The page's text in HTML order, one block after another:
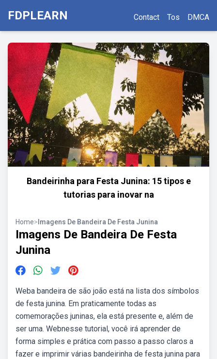
FDPLEARN Contact Tos DMCA
Bandeirinha para Festa Junina: 15 tipos e
tutorias para inovar na
Home> Imagens De Bandeira De Festa Junina
Imagens De Bandeira De Festa
Junina
Weba bandeira de são joão está na lista dos símbolos
de festa junina. Em praticamente todas as
comemorações juninas, ela está presente e, além de
ser uma. Webnesse tutorial, você irá aprender de
forma simples e prática com passo a passo claros a
fazer e imprimir várias bandeirinha de festa junina para